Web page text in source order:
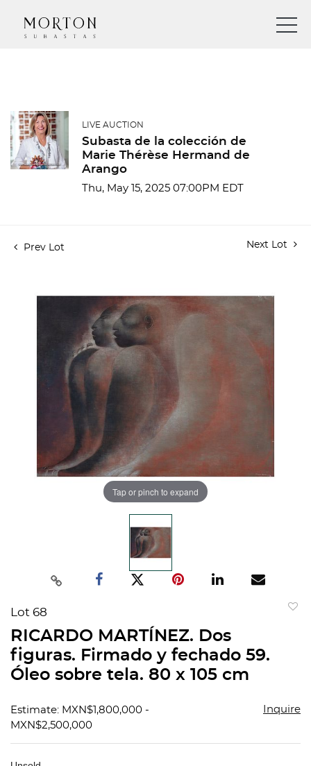
LIVE AUCTION
Subasta de la colección de
Marie Thérèse Hermand de
Arango
Thu, May 15, 2025 07:00PM EDT
Prev Lot Next Lot
Tap or pinch to expand
Lot 68
RICARDO MARTÍNEZ. Dos
figuras. Firmado y fechado 59.
Óleo sobre tela. 80 x 105 cm
Estimate: MXN$1,800,000 -
MXN$2,500,000
Inquire